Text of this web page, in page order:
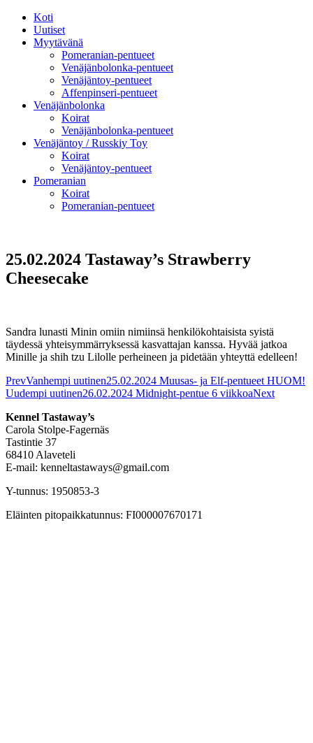
Koti
Uutiset
Myytävänä
Pomeranian-pentueet
Venäjänbolonka-pentueet
Venäjäntoy-pentueet
Affenpinseri-pentueet
Venäjänbolonka
Koirat
Venäjänbolonka-pentueet
Venäjäntoy / Russkiy Toy
Koirat
Venäjäntoy-pentueet
Pomeranian
Koirat
Pomeranian-pentueet
25.02.2024 Tastaway’s Strawberry
Cheesecake
Sandra lunasti Minin omiin nimiinsä henkilökohtaisista syistä
täydessä yhteisymmärryksessä kasvattajan kanssa. Hyvää jatkoa
Minille ja shih tzu Lilolle perheineen ja pidetään yhteyttä edelleen!
PrevVanhempi uutinen25.02.2024 Muusas- ja Elf-pentueet HUOM!
Uudempi uutinen26.02.2024 Midnight-pentue 6 viikkoaNext
Kennel Tastaway’s
Carola Stolpe-Fagernäs
Tastintie 37
68410 Alaveteli
E-mail: kenneltastaways@gmail.com
Y-tunnus: 1950853-3
Eläinten pitopaikkatunnus: FI000007670171